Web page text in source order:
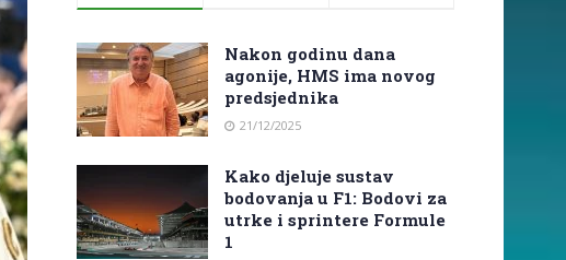
Nakon godinu dana
agonije, HMS ima novog
predsjednika
21/12/2025
Kako djeluje sustav
bodovanja u F1: Bodovi za
utrke i sprintere Formule
1